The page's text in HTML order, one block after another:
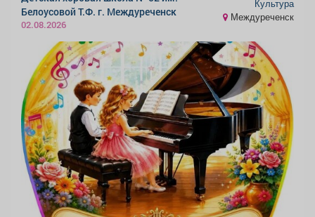
Белоусовой Т.Ф. г. Междуреченск
02.08.2026
Культура
Междуреченск